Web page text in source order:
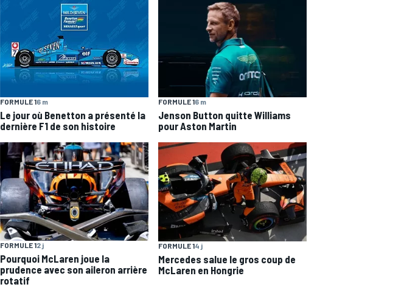
FORMULE 16 m
Le jour où Benetton a présenté la
dernière F1 de son histoire
FORMULE 16 m
Jenson Button quitte Williams
pour Aston Martin
FORMULE 12 j
Pourquoi McLaren joue la
prudence avec son aileron arrière
rotatif
FORMULE 14 j
Mercedes salue le gros coup de
McLaren en Hongrie